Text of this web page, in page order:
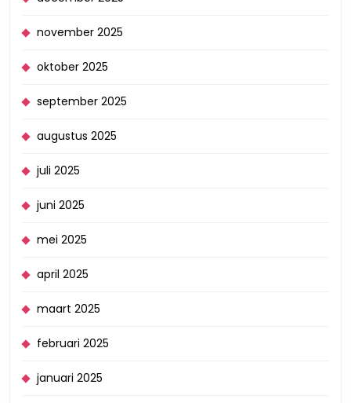
november 2025
oktober 2025
september 2025
augustus 2025
juli 2025
juni 2025
mei 2025
april 2025
maart 2025
februari 2025
januari 2025